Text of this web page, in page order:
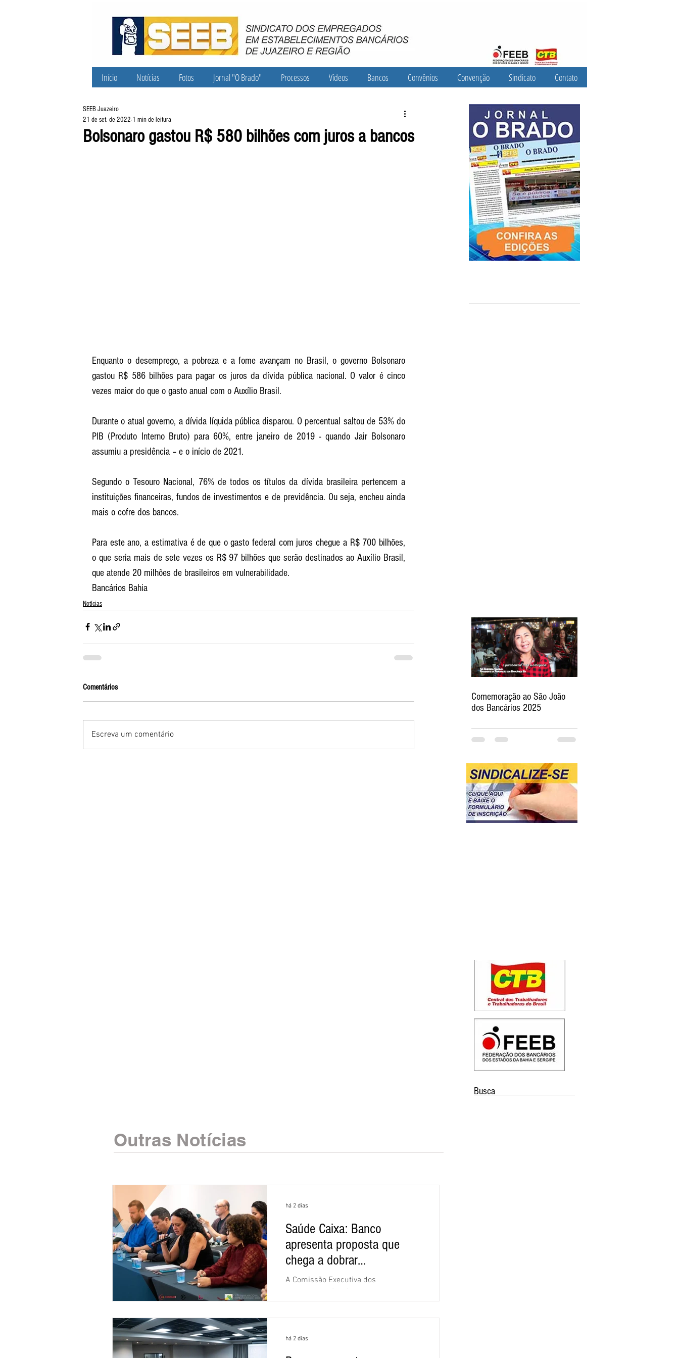
Início Notícias Fotos Jornal "O Brado" Processos Vídeos Bancos Convênios Convenção Sindicato Contato
Bolsonaro gastou R$ 580 bilhões com juros a bancos
SEEB Juazeiro
21 de set. de 2022 1 min de leitura
Enquanto o desemprego, a pobreza e a fome avançam no Brasil, o governo Bolsonaro
gastou R$ 586 bilhões para pagar os juros da dívida pública nacional. O valor é cinco
vezes maior do que o gasto anual com o Auxílio Brasil.
Durante o atual governo, a dívida líquida pública disparou. O percentual saltou de 53% do
PIB (Produto Interno Bruto) para 60%, entre janeiro de 2019 - quando Jair Bolsonaro
assumiu a presidência – e o início de 2021.
Segundo o Tesouro Nacional, 76% de todos os títulos da dívida brasileira pertencem a
instituições financeiras, fundos de investimentos e de previdência. Ou seja, encheu ainda
mais o cofre dos bancos.
Para este ano, a estimativa é de que o gasto federal com juros chegue a R$ 700 bilhões,
o que seria mais de sete vezes os R$ 97 bilhões que serão destinados ao Auxílio Brasil,
que atende 20 milhões de brasileiros em vulnerabilidade.
Bancários Bahia
Notícias
Comentários
Escreva um comentário
Comemoração ao São João
dos Bancários 2025
Busca
Outras Notícias
Saúde Caixa: Banco
apresenta proposta que
chega a dobrar
mensalidade
A Comissão Executiva dos
recusou a proposta apresentada pelo
banco para o custeio do Saúde Caixa,
rodada de negociações específicas da
há 2 dias
há 2 dias